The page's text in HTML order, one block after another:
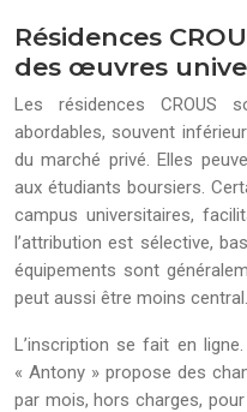
Résidences
des œuvres
Les résidences CROUS
abordables, souvent
du marché privé. Elles
aux étudiants boursiers.
campus universitaires,
l’attribution est sélective,
équipements sont
peut aussi être moins central.
L’inscription se fait en
« Antony » propose des
par mois, hors charges, pour